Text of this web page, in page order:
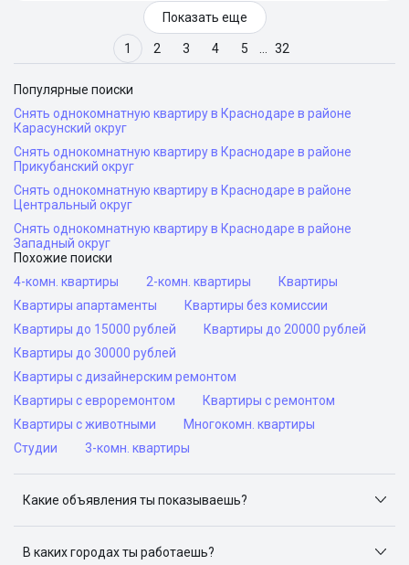
Показать еще
1 2 3 4 5 32
Популярные поиски
Снять однокомнатную квартиру в Краснодаре в районе
Карасунский округ
Снять однокомнатную квартиру в Краснодаре в районе
Прикубанский округ
Снять однокомнатную квартиру в Краснодаре в районе
Центральный округ
Снять однокомнатную квартиру в Краснодаре в районе
Западный округ
Похожие поиски
4-комн. квартиры
2-комн. квартиры
Квартиры
Квартиры апартаменты
Квартиры без комиссии
Квартиры до 15000 рублей
Квартиры до 20000 рублей
Квартиры до 30000 рублей
Квартиры с дизайнерским ремонтом
Квартиры с евроремонтом
Квартиры с ремонтом
Квартиры с животными
Многокомн. квартиры
Студии
3-комн. квартиры
Какие объявления ты показываешь?
объявлений: ЦИАН, Домклик, Яндекс.Недвижимость,
В каких городах ты работаешь?